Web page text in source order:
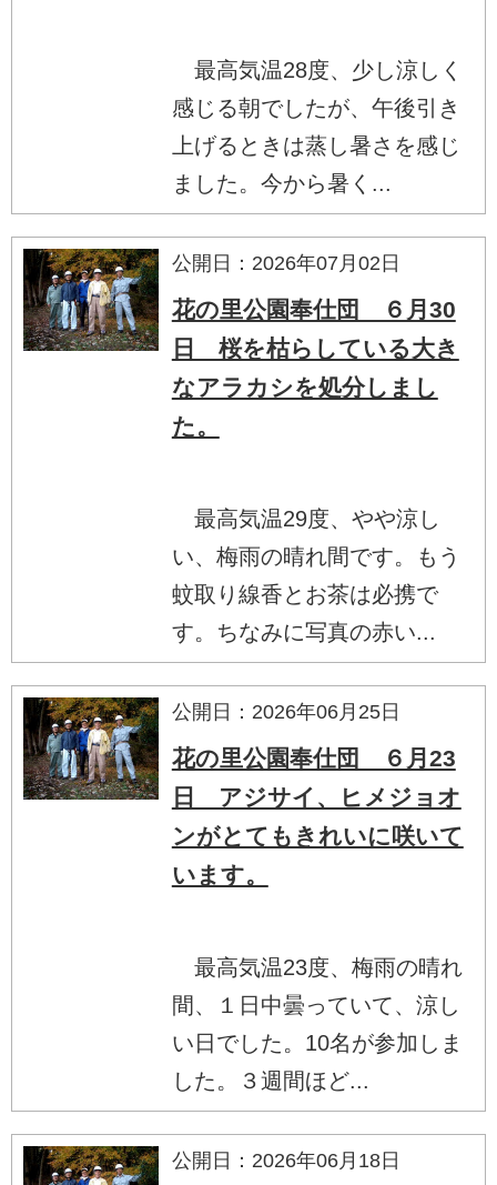
最高気温28度、少し涼しく
感じる朝でしたが、午後引き
上げるときは蒸し暑さを感じ
ました。今から暑く...
公開日：2026年07月02日
花の里公園奉仕団 ６月30
日 桜を枯らしている大き
なアラカシを処分しまし
た。
最高気温29度、やや涼し
い、梅雨の晴れ間です。もう
蚊取り線香とお茶は必携で
す。ちなみに写真の赤い...
公開日：2026年06月25日
花の里公園奉仕団 ６月23
日 アジサイ、ヒメジョオ
ンがとてもきれいに咲いて
います。
最高気温23度、梅雨の晴れ
間、１日中曇っていて、涼し
い日でした。10名が参加しま
した。３週間ほど...
公開日：2026年06月18日